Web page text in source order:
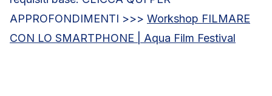
APPROFONDIMENTI >>> Workshop FILMARE
CON LO SMARTPHONE | Aqua Film Festival